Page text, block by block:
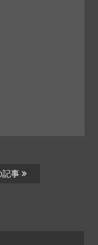
記事